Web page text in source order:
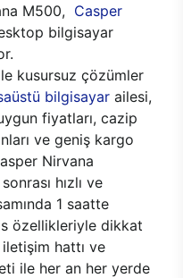
M500, Casper
bilgisayar
kusursuz çözümler
bilgisayar ailesi,
fiyatları, cazip
ve geniş kargo
Nirvana
hızlı ve
1 saatte
özellikleriyle dikkat
hattı ve
ile her an her yerde